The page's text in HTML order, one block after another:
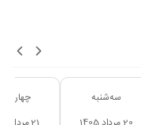
سه‌شنبه